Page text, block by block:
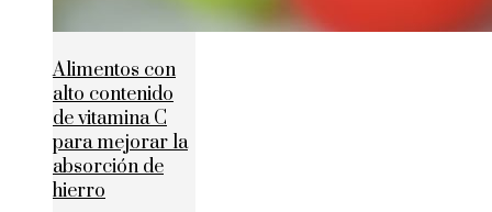
Alimentos con
alto contenido
de vitamina C
para mejorar la
absorción de
hierro